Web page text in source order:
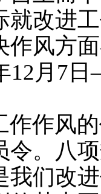
就改进
作风方
12月7
作风
令。八
我们改